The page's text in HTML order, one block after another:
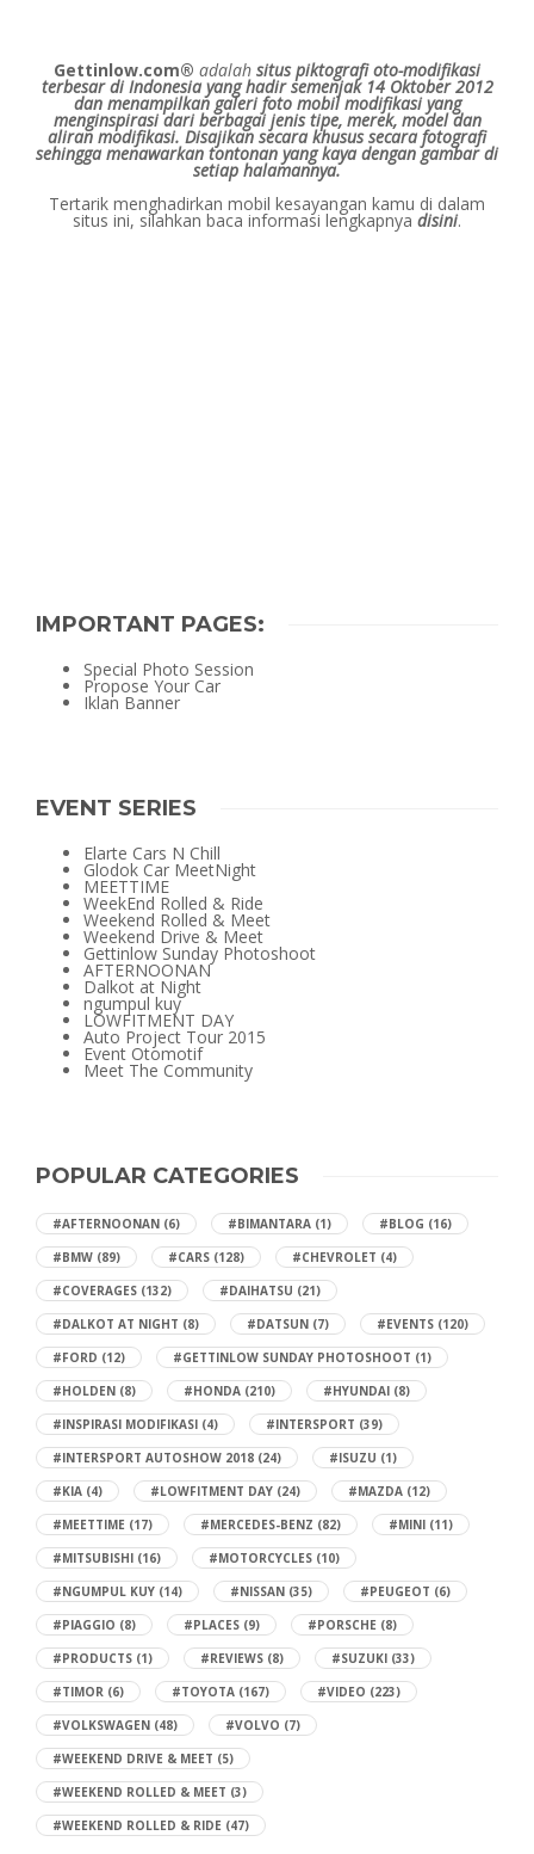
Gettinlow.com® adalah situs piktografi oto-modifikasi
terbesar di Indonesia yang hadir semenjak 14 Oktober 2012
dan menampilkan galeri foto mobil modifikasi yang
menginspirasi dari berbagai jenis tipe, merek, model dan
aliran modifikasi. Disajikan secara khusus secara fotografi
sehingga menawarkan tontonan yang kaya dengan gambar di
setiap halamannya.
Tertarik menghadirkan mobil kesayangan kamu di dalam
situs ini, silahkan baca informasi lengkapnya disini.
IMPORTANT PAGES:
Special Photo Session
Propose Your Car
Iklan Banner
EVENT SERIES
Elarte Cars N Chill
Glodok Car MeetNight
MEETTIME
WeekEnd Rolled & Ride
Weekend Rolled & Meet
Weekend Drive & Meet
Gettinlow Sunday Photoshoot
AFTERNOONAN
Dalkot at Night
ngumpul kuy
LOWFITMENT DAY
Auto Project Tour 2015
Event Otomotif
Meet The Community
POPULAR CATEGORIES
#AFTERNOONAN (6) #BIMANTARA (1) #BLOG (16)
#BMW (89) #CARS (128) #CHEVROLET (4)
#COVERAGES (132) #DAIHATSU (21)
#DALKOT AT NIGHT (8) #DATSUN (7) #EVENTS (120)
#FORD (12) #GETTINLOW SUNDAY PHOTOSHOOT (1)
#HOLDEN (8) #HONDA (210) #HYUNDAI (8)
#INSPIRASI MODIFIKASI (4) #INTERSPORT (39)
#INTERSPORT AUTOSHOW 2018 (24) #ISUZU (1)
#KIA (4) #LOWFITMENT DAY (24) #MAZDA (12)
#MEETTIME (17) #MERCEDES-BENZ (82) #MINI (11)
#MITSUBISHI (16) #MOTORCYCLES (10)
#NGUMPUL KUY (14) #NISSAN (35) #PEUGEOT (6)
#PIAGGIO (8) #PLACES (9) #PORSCHE (8)
#PRODUCTS (1) #REVIEWS (8) #SUZUKI (33)
#TIMOR (6) #TOYOTA (167) #VIDEO (223)
#VOLKSWAGEN (48) #VOLVO (7)
#WEEKEND DRIVE & MEET (5)
#WEEKEND ROLLED & MEET (3)
#WEEKEND ROLLED & RIDE (47)